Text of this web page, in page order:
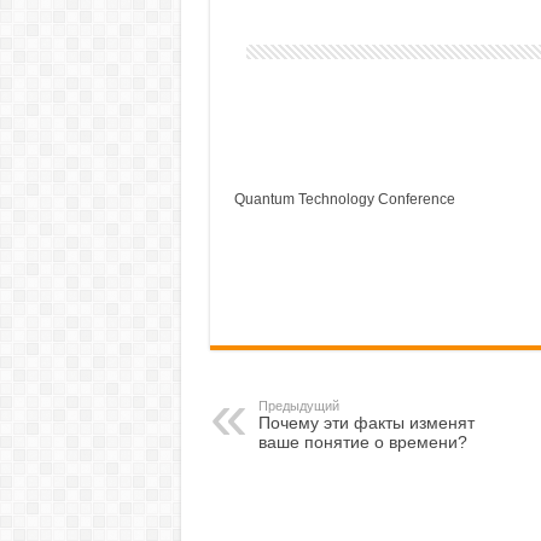
Quantum Technology Conference
Предыдущий
Почему эти факты изменят
ваше понятие о времени?